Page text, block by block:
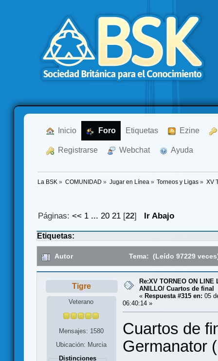
Inicio Foro Etiquetas Ezine
Registrarse Webchat Ayuda
La BSK » COMUNIDAD » Jugar en Línea » Torneos y Ligas » XV
Páginas:<< 1 ...20 21 [22] Ir Abajo
Etiquetas:
Autor Tema: (Leído 97229
Tigre
Veterano
Mensajes: 1580
Ubicación: Murcia
Distinciones
Re:XV TORNEO ON LINE
ANILLO/ Cuartos de final
« Respuesta #315 en: 05
06:40:14 »
Cuartos de
Germanator